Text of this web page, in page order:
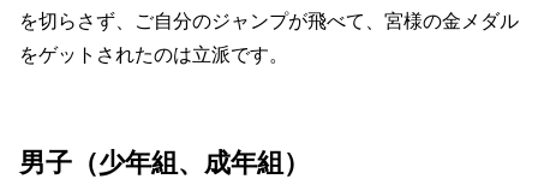
を切らさず、ご自分のジャンプが飛べて、宮様の金メダル
をゲットされたのは立派です。
男子（少年組、成年組）